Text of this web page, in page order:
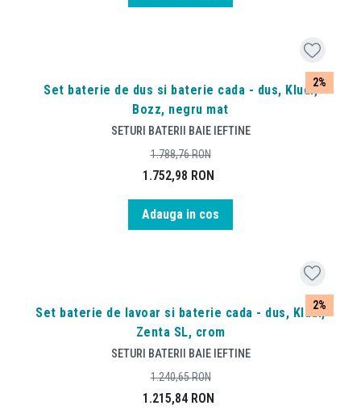
2%
Set baterie de dus si baterie cada - dus, Kludi,
Bozz, negru mat
SETURI BATERII BAIE IEFTINE
1.752,98 RON
1.788,76RON
Adauga in cos
2%
Set baterie de lavoar si baterie cada - dus, Kludi,
Zenta SL, crom
SETURI BATERII BAIE IEFTINE
1.215,84 RON
1.240,65RON